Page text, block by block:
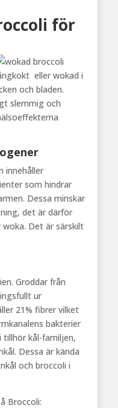
för
eller wokad i
och bladen.
slemmig och
innehåller
som hindrar
Dessa minskar
det är därför
Det är särskilt
Groddar från
ur
21% fibrer vilket
bakterier
kål-familjen,
Dessa är kända
och broccoli i
Broccoli: